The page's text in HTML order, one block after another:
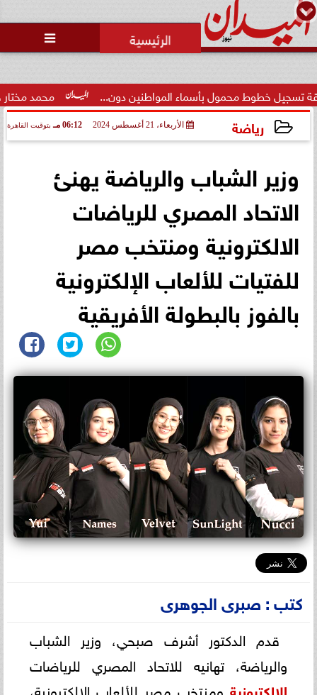

محمد مختار جمعة: بدل محمول بأسماء المواطنين دون...
رياضة الأربعاء، 21 أغسطس 2024 06:12 مـ بتوقيت القاهرة
وزير الشباب والرياضة يهنئ
الاتحاد المصري للرياضات
الالكترونية ومنتخب مصر
للفتيات للألعاب الإلكترونية
بالفوز بالبطولة الأفريقية
كتب : صبرى الجوهرى
قدم الدكتور أشرف صبحي، وزير الشباب
والرياضة، تهانيه للاتحاد المصري للرياضات
الإلكترونية ومنتخب مصر للألعاب الإلكترونية،